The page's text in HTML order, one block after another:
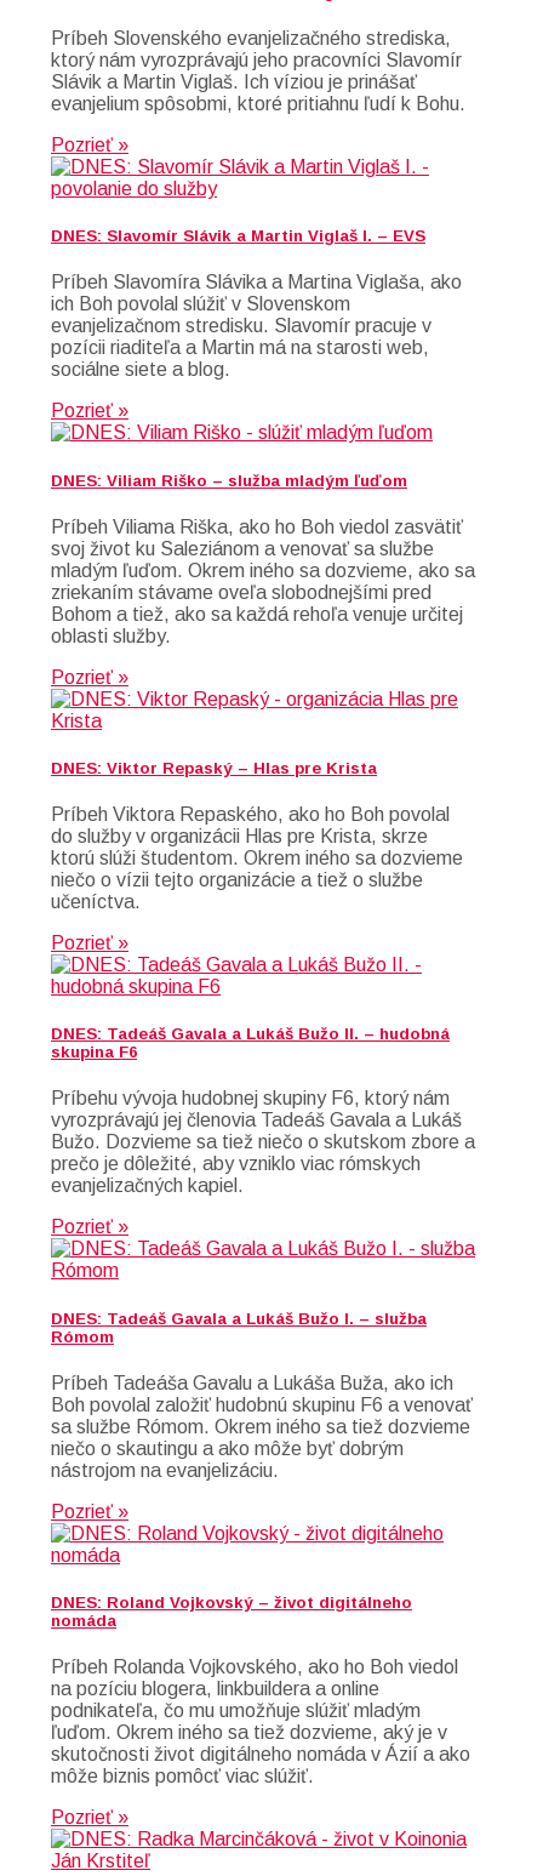
Príbeh Slovenského evanjelizačného strediska,
ktorý nám vyrozprávajú jeho pracovníci Slavomír
Slávik a Martin Viglaš. Ich víziou je prinášať
evanjelium spôsobmi, ktoré pritiahnu ľudí k Bohu.
Pozrieť »
DNES: Slavomír Slávik a Martin Viglaš I. – EVS
Príbeh Slavomíra Slávika a Martina Viglaša, ako
ich Boh povolal slúžiť v Slovenskom
evanjelizačnom stredisku. Slavomír pracuje v
pozícii riaditeľa a Martin má na starosti web,
sociálne siete a blog.
Pozrieť »
DNES: Viliam Riško – služba mladým ľuďom
Príbeh Viliama Riška, ako ho Boh viedol zasvätiť
svoj život ku Saleziánom a venovať sa službe
mladým ľuďom. Okrem iného sa dozvieme, ako sa
zriekaním stávame oveľa slobodnejšími pred
Bohom a tiež, ako sa každá rehoľa venuje určitej
oblasti služby.
Pozrieť »
DNES: Viktor Repaský – Hlas pre Krista
Príbeh Viktora Repaského, ako ho Boh povolal
do služby v organizácii Hlas pre Krista, skrze
ktorú slúži študentom. Okrem iného sa dozvieme
niečo o vízii tejto organizácie a tiež o službe
učeníctva.
Pozrieť »
DNES: Tadeáš Gavala a Lukáš Bužo II. – hudobná
skupina F6
Príbehu vývoja hudobnej skupiny F6, ktorý nám
vyrozprávajú jej členovia Tadeáš Gavala a Lukáš
Bužo. Dozvieme sa tiež niečo o skutskom zbore a
prečo je dôležité, aby vzniklo viac rómskych
evanjelizačných kapiel.
Pozrieť »
DNES: Tadeáš Gavala a Lukáš Bužo I. – služba
Rómom
Príbeh Tadeáša Gavalu a Lukáša Buža, ako ich
Boh povolal založiť hudobnú skupinu F6 a venovať
sa službe Rómom. Okrem iného sa tiež dozvieme
niečo o skautingu a ako môže byť dobrým
nástrojom na evanjelizáciu.
Pozrieť »
DNES: Roland Vojkovský – život digitálneho
nomáda
Príbeh Rolanda Vojkovského, ako ho Boh viedol
na pozíciu blogera, linkbuildera a online
podnikateľa, čo mu umožňuje slúžiť mladým
ľuďom. Okrem iného sa tiež dozvieme, aký je v
skutočnosti život digitálneho nomáda v Ázií a ako
môže biznis pomôcť viac slúžiť.
Pozrieť »